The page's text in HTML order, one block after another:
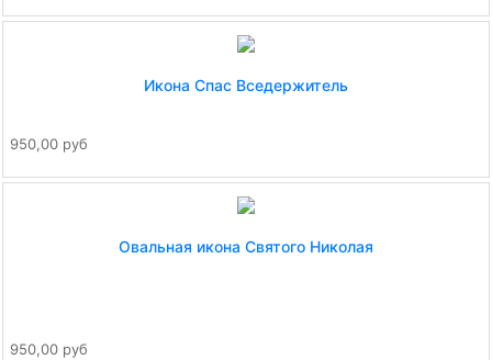
Икона Спас Вседержитель
950,00 руб
Овальная икона Святого Николая
950,00 руб